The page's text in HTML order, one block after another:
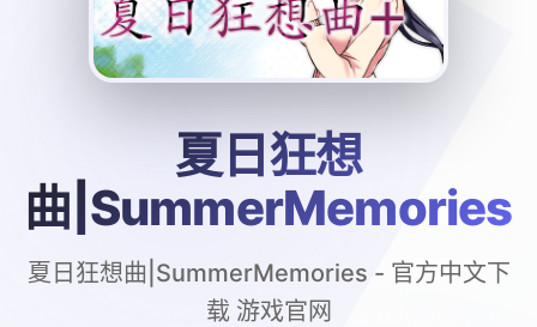
夏日狂想
曲|SummerMemories
夏日狂想曲|SummerMemories - 官方中文下
载 游戏官网